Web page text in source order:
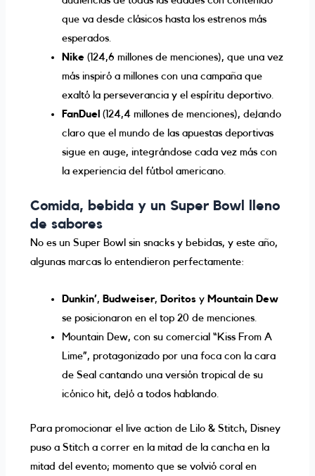
que va desde clásicos hasta los estrenos más
esperados.
Nike (124,6 millones de menciones), que una vez
más inspiró a millones con una campaña que
exaltó la perseverancia y el espíritu deportivo.
FanDuel (124,4 millones de menciones), dejando
claro que el mundo de las apuestas deportivas
sigue en auge, integrándose cada vez más con
la experiencia del fútbol americano.
Comida, bebida y un Super Bowl lleno
de sabores
No es un Super Bowl sin snacks y bebidas, y este año,
algunas marcas lo entendieron perfectamente:
Dunkin’, Budweiser, Doritos y Mountain Dew
se posicionaron en el top 20 de menciones.
Mountain Dew, con su comercial “Kiss From A
Lime”, protagonizado por una foca con la cara
de Seal cantando una versión tropical de su
icónico hit, dejó a todos hablando.
Para promocionar el live action de Lilo & Stitch, Disney
puso a Stitch a correr en la mitad de la cancha en la
mitad del evento; momento que se volvió coral en